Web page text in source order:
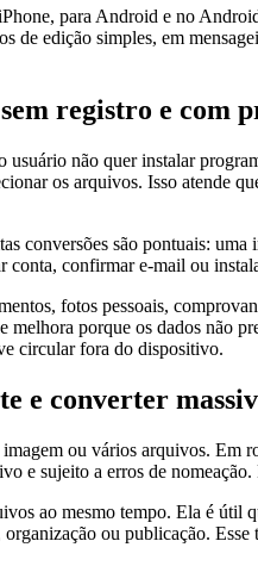
para Android e no
de edição simples, em
registro e com
não quer instalar
os arquivos. Isso atende
conversões são pontuais:
conta, confirmar e-mail ou
fotos pessoais,
porque os dados não
circular fora do dispositivo.
e converter
ou vários arquivos.
e sujeito a erros de
ao mesmo tempo. Ela é útil
ou publicação.